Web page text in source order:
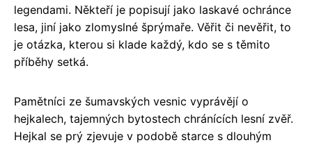
legendami. Někteří je popisují jako laskavé ochránce
lesa, jiní jako zlomyslné šprýmaře. Věřit či nevěřit, to
je otázka, kterou si klade každý, kdo se s těmito
příběhy setká.
Pamětníci ze šumavských vesnic vyprávějí o
hejkalech, tajemných bytostech chránících lesní zvěř.
Hejkal se prý zjevuje v podobě starce s dlouhým